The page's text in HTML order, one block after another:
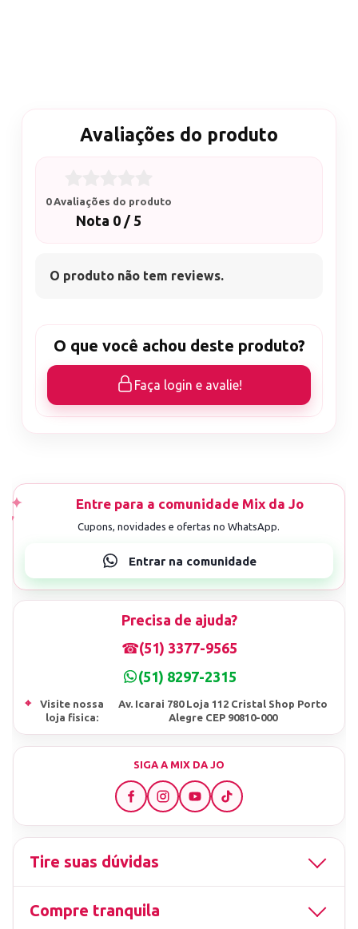
Avaliações do produto
0 Avaliações do produto
Nota 0 / 5
O produto não tem reviews.
O que você achou deste produto?
Faça login e avalie!
Precisa de ajuda?
☎(51) 3377-9565
(51) 8297-2315
⌖
Visite nossa
loja fisica:
Av. Icarai 780 Loja 112 Cristal Shop Porto
Alegre CEP 90810-000
SIGA A MIX DA JO
Tire suas dúvidas
Compre tranquila